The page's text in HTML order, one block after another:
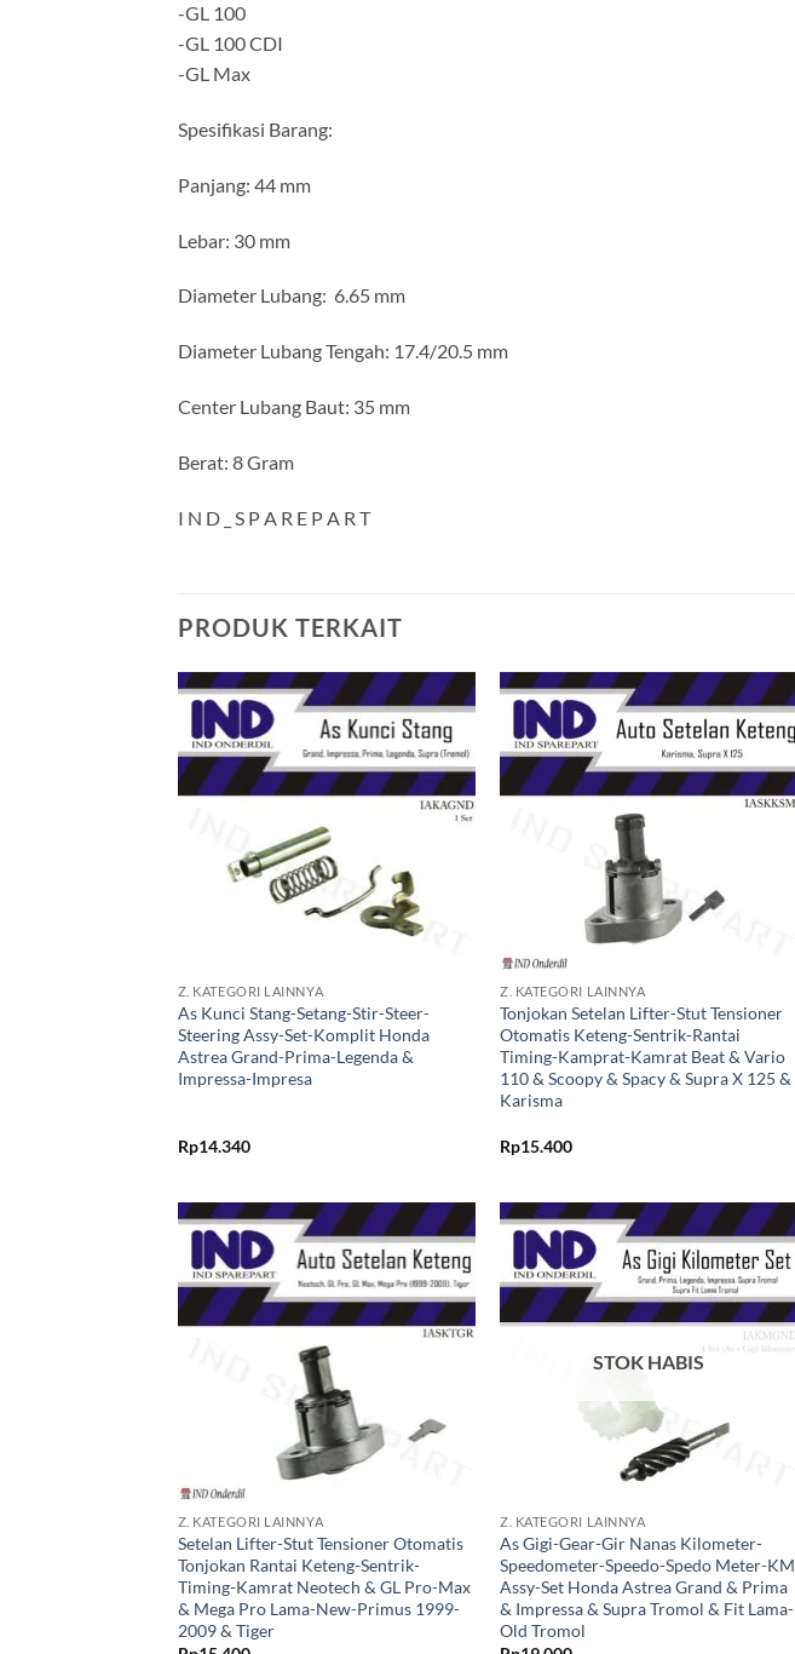
-GL 100
-GL 100 CDI
-GL Max
Spesifikasi Barang:
Panjang: 44 mm
Lebar: 30 mm
Diameter Lubang: 6.65 mm
Diameter Lubang Tengah: 17.4/20.5 mm
Center Lubang Baut: 35 mm
Berat: 8 Gram
I N D _ S P A R E P A R T
PRODUK TERKAIT
Tambahkan
ke Wishlist
Z. KATEGORI LAINNYA
As Kunci Stang-Setang-Stir-Steer-
Steering Assy-Set-Komplit Honda
Astrea Grand-Prima-Legenda &
Impressa-Impresa
Rp14.340
Tambahkan
ke Wishlist
Z. KATEGORI LAINNYA
Tonjokan Setelan Lifter-Stut Tensioner
Otomatis Keteng-Sentrik-Rantai
Timing-Kamprat-Kamrat Beat & Vario
110 & Scoopy & Spacy & Supra X 125 &
Karisma
Rp15.400
Tambahkan
ke Wishlist
Z. KATEGORI LAINNYA
Setelan Lifter-Stut Tensioner Otomatis
Tonjokan Rantai Keteng-Sentrik-
Timing-Kamrat Neotech & GL Pro-Max
& Mega Pro Lama-New-Primus 1999-
2009 & Tiger
Tambahkan
ke Wishlist
STOK HABIS
Z. KATEGORI LAINNYA
As Gigi-Gear-Gir Nanas Kilometer-
Speedometer-Speedo-Spedo Meter-KM
Assy-Set Honda Astrea Grand & Prima
& Impressa & Supra Tromol & Fit Lama-
Old Tromol